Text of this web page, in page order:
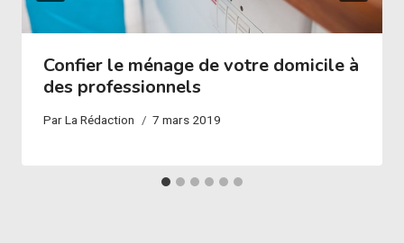
Confier le ménage de votre domicile à
des professionnels
ParLa Rédaction 7 mars 2019